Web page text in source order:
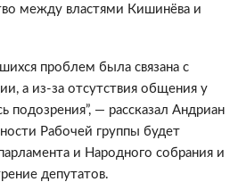
между властями Кишинёва и
проблем была связана с
а из-за отсутствия общения у
подозрения”, — рассказал Андриан
Рабочей группы будет
и Народного собрания и
депутатов.